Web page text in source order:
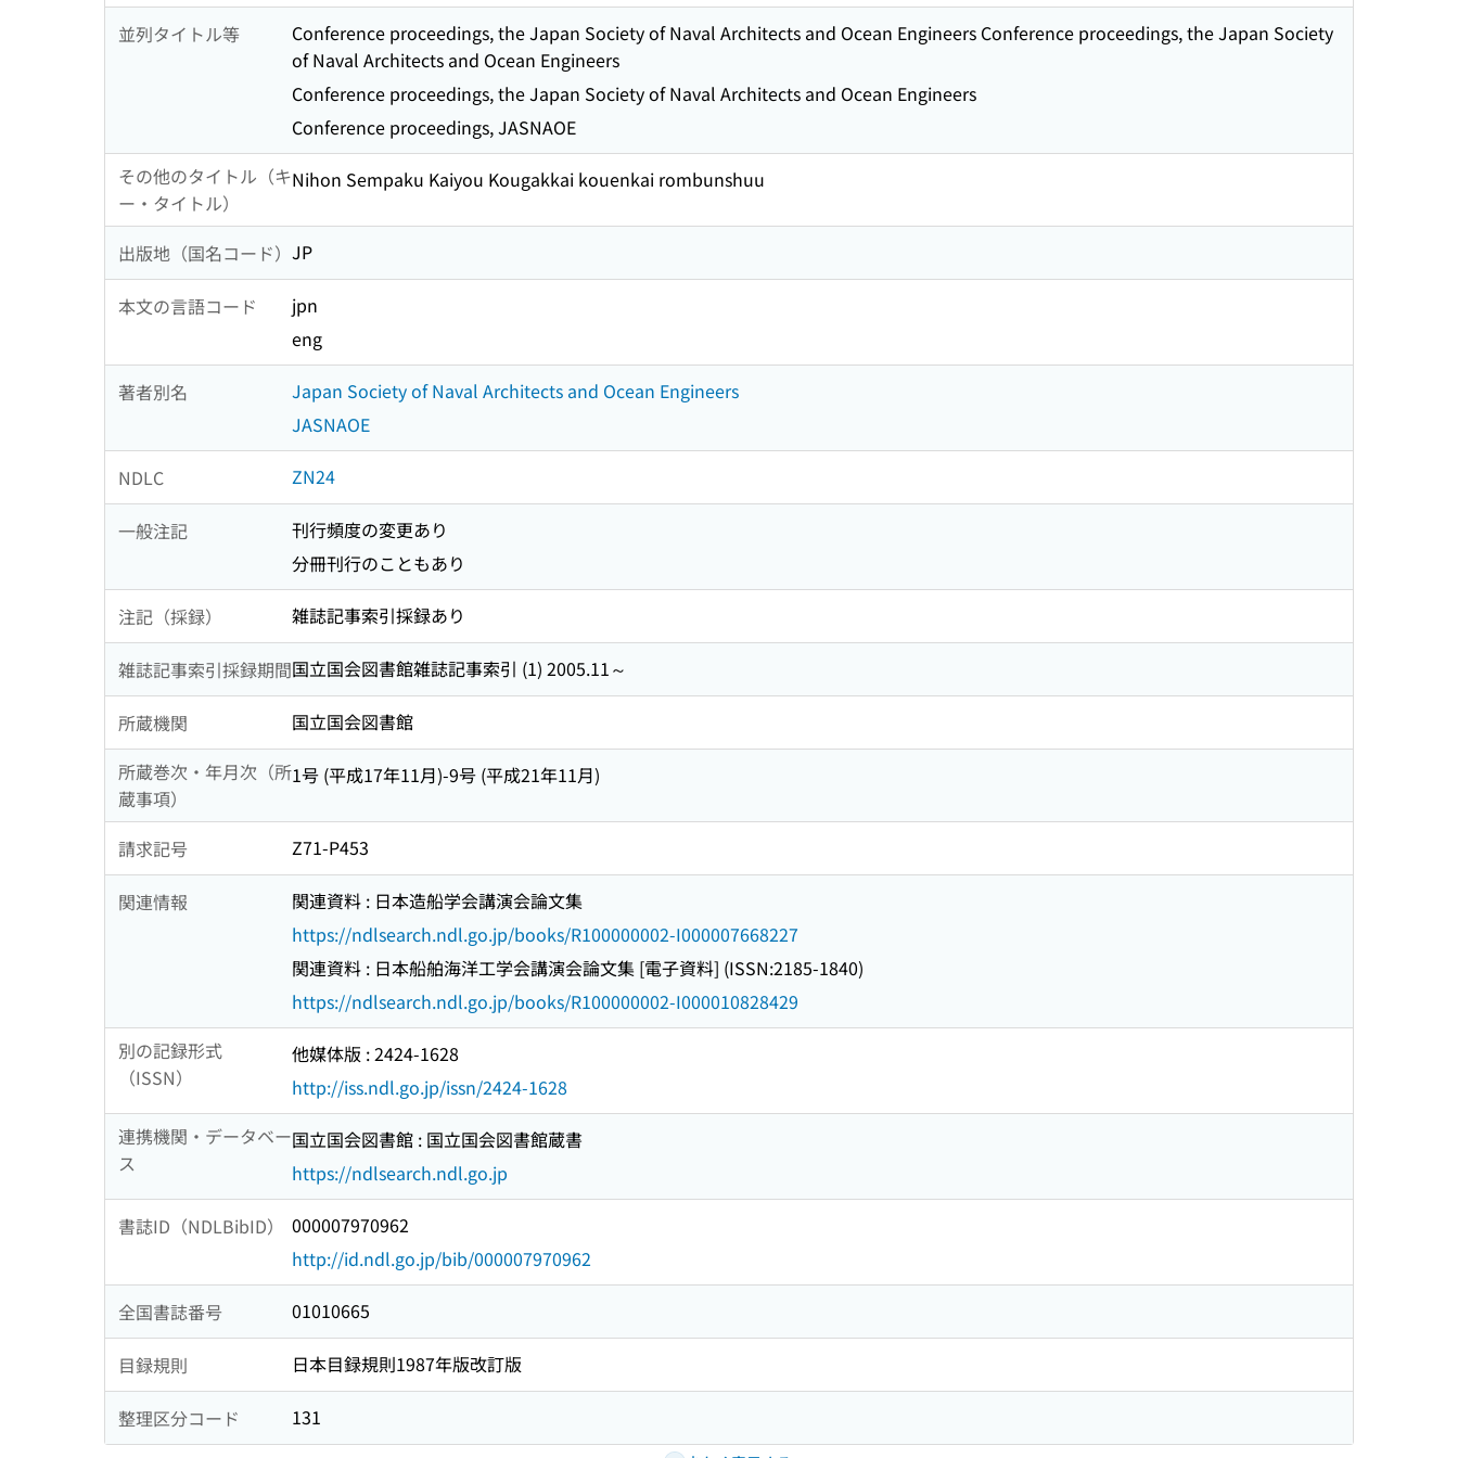
並列タイトル等
Conference proceedings, the Japan Society of Naval Architects and Ocean Engineers Conference proceedings, the Japan Society
of Naval Architects and Ocean Engineers
Conference proceedings, the Japan Society of Naval Architects and Ocean Engineers
Conference proceedings, JASNAOE
その他のタイトル（キ
ー・タイトル）
Nihon Sempaku Kaiyou Kougakkai kouenkai rombunshuu
出版地（国名コード） JP
本文の言語コード
jpn
eng
著者別名
Japan Society of Naval Architects and Ocean Engineers
JASNAOE
NDLC ZN24
一般注記
刊行頻度の変更あり
分冊刊行のこともあり
注記（採録） 雑誌記事索引採録あり
雑誌記事索引採録期間国立国会図書館雑誌記事索引 (1) 2005.11～
所蔵機関
国立国会図書館
所蔵巻次・年月次（所
蔵事項）
1号 (平成17年11月)-9号 (平成21年11月)
請求記号 Z71-P453
関連情報
関連資料 : 日本造船学会講演会論文集
https://ndlsearch.ndl.go.jp/books/R100000002-I000007668227
関連資料 : 日本船舶海洋工学会講演会論文集 [電子資料] (ISSN:2185-1840)
https://ndlsearch.ndl.go.jp/books/R100000002-I000010828429
別の記録形式
（ISSN）
他媒体版 : 2424-1628
http://iss.ndl.go.jp/issn/2424-1628
連携機関・データベー
ス
国立国会図書館 : 国立国会図書館蔵書
https://ndlsearch.ndl.go.jp
書誌ID（NDLBibID）
000007970962
http://id.ndl.go.jp/bib/000007970962
全国書誌番号 01010665
目録規則 日本目録規則1987年版改訂版
整理区分コード 131